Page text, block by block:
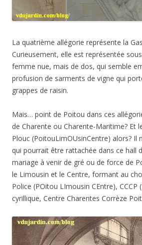
La quatrième allégorie représente la
Curieusement, elle est représentée
femme nue, mais de dos, qui semble
profusion de sarments de vigne qui
grappes de raisin.
Mais… point de Poitou dans ces
de Charente ou Charente-Maritime? Et
Plouc (PoitouLimOUsinCentre) alors? Il
qui pourrait être rattachée dans ce hall
mariage à venir de gré ou de force de
le Limousin et le Centre, formant au
Police (POitou LImousin CEntre), CCCP
cyrillique, Centre Charentes Corrèze